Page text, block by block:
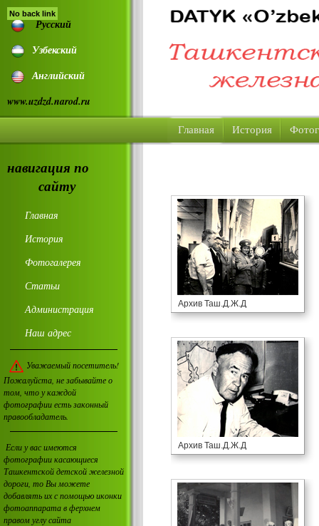
Русский
Узбекский
Английский
www.uzdzd.narod.ru
Главная История
навигация по
сайту
Главная
История
Фотогалерея
Статьи
Администрация
Наш адрес
Уважаемый посетитель!
Пожалуйста, не забывайте о
том, что у каждой
фотографии есть законный
правообладатель.
Если у вас имеются
фотографии касающиеся
Ташкентской детской железной
дороги, то Вы можете
добавлять их с помощью иконки
фотоаппарата в ферхнем
правом углу сайта
Архив Таш.Д.Ж.Д
Архив Таш.Д.Ж.Д
No back link